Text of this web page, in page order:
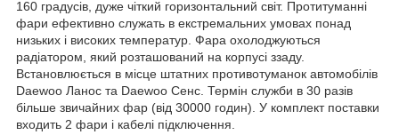
160 градусів, дуже чіткий горизонтальний світ. Протитуманні
фари ефективно служать в екстремальних умовах понад
низьких і високих температур. Фара охолоджуються
радіатором, який розташований на корпусі ззаду.
Встановлюється в місце штатних противотуманок автомобілів
Daewoo Ланос та Daewoo Сенс. Термін служби в 30 разів
більше звичайних фар (від 30000 годин). У комплект поставки
входить 2 фари і кабелі підключення.